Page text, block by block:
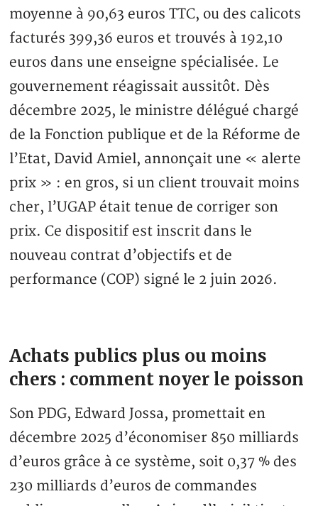
moyenne à 90,63 euros TTC, ou des calicots
facturés 399,36 euros et trouvés à 192,10
euros dans une enseigne spécialisée. Le
gouvernement réagissait aussitôt. Dès
décembre 2025, le ministre délégué chargé
de la Fonction publique et de la Réforme de
l’Etat, David Amiel, annonçait une « alerte
prix » : en gros, si un client trouvait moins
cher, l’UGAP était tenue de corriger son
prix. Ce dispositif est inscrit dans le
nouveau contrat d’objectifs et de
performance (COP) signé le 2 juin 2026.
Achats publics plus ou moins
chers : comment noyer le poisson
Son PDG, Edward Jossa, promettait en
décembre 2025 d’économiser 850 milliards
d’euros grâce à ce système, soit 0,37 % des
230 milliards d’euros de commandes